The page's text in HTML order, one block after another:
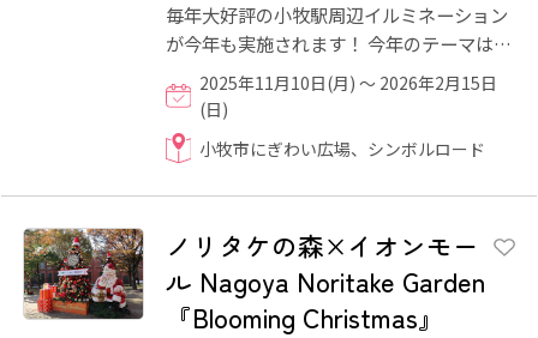
毎年大好評の小牧駅周辺イルミネーション
が今年も実施されます！ 今年のテーマは
「Luminous70th～市制70周年、そして光
の未来へ～」と題し、市制7...
2025年11月10日(月) ～ 2026年2月15日
(日)
小牧市にぎわい広場、シンボルロード
ノリタケの森×イオンモー
ル Nagoya Noritake Garden
『Blooming Christmas』